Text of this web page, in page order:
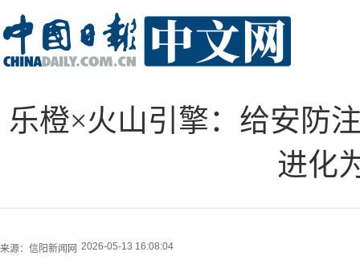
乐橙×火山引擎：给安防
进化
来源： 信阳新闻网 2026-05-13 16:08:04